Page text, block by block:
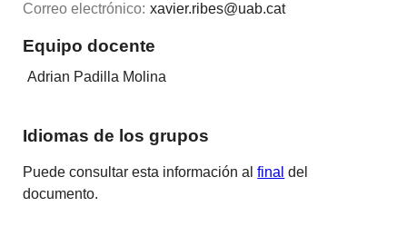
Correo electrónico: xavier.ribes@uab.cat
Equipo docente
Adrian Padilla Molina
Idiomas de los grupos
Puede consultar esta información alfinal del
documento.